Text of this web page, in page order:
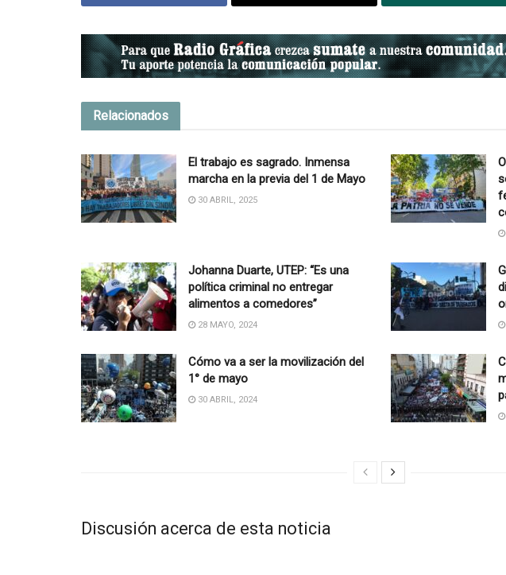
Relacionados
El trabajo es sagrado. Inmensa
marcha en la previa del 1 de Mayo
30 ABRIL, 2025
Johanna Duarte, UTEP: “Es una
política criminal no entregar
alimentos a comedores”
28 MAYO, 2024
Cómo va a ser la movilización del
1° de mayo
30 ABRIL, 2024
Discusión acerca de esta noticia